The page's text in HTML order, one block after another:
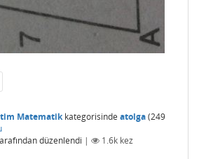
Matematikkategorisinde atolga(249
düzenlendi | 1.6k kez